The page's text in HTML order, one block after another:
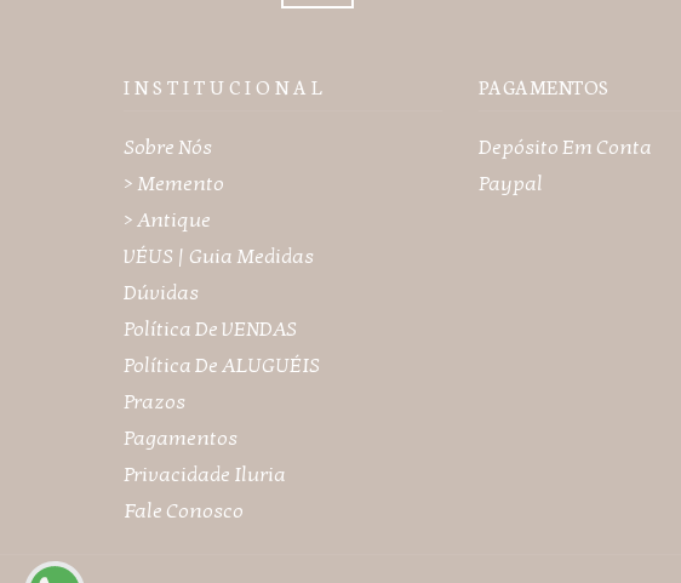
I N S T I T U C I O N A L
Sobre Nós
> Memento
> Antique
VÉUS | Guia Medidas
Dúvidas
Política De VENDAS
Política De ALUGUÉIS
Prazos
Pagamentos
Privacidade Iluria
Fale Conosco
PAGAMENTOS
Depósito Em Conta
Paypal